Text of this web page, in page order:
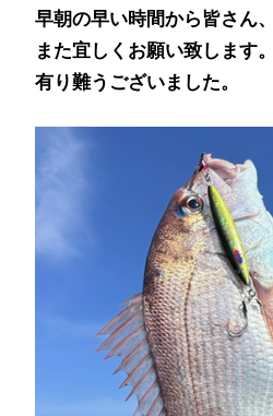
早朝の早い時間から皆さん
また宜しくお願い致します。
有り難うございました。